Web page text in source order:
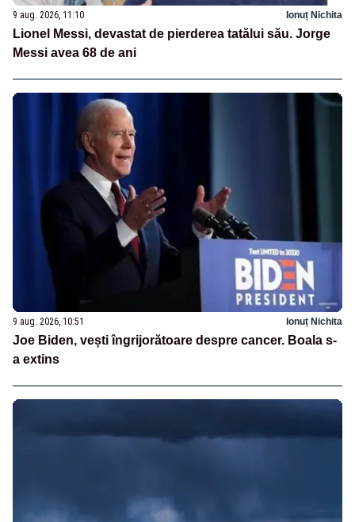
9 aug. 2026, 11:10 Ionuț Nichita
Lionel Messi, devastat de pierderea tatălui său. Jorge
Messi avea 68 de ani
9 aug. 2026, 10:51 Ionuț Nichita
Joe Biden, vești îngrijorătoare despre cancer. Boala s-
a extins